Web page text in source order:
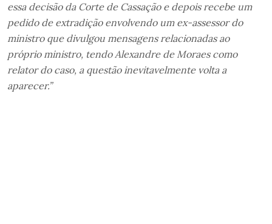
essa decisão da Corte de Cassação e depois recebe um
pedido de extradição envolvendo um ex-assessor do
ministro que divulgou mensagens relacionadas ao
próprio ministro, tendo Alexandre de Moraes como
relator do caso, a questão inevitavelmente volta a
aparecer.”